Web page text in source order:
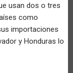
usan dos o tres
como
importaciones
y Honduras lo